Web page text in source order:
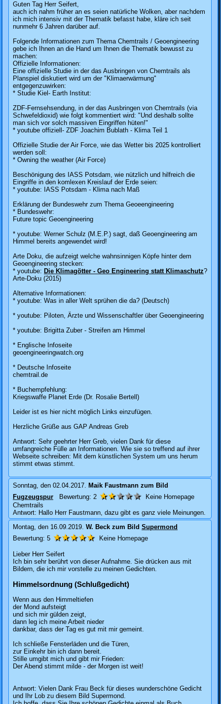
Guten Tag Herr Seifert,
auch ich nahm früher an es seien natürliche Wolken, aber nachdem
ich mich intensiv mit der Thematik befasst habe, kläre ich seit
nunmehr 6 Jahren darüber auf.
Folgende Informationen zum Thema Chemtrails / Geoengineering
gebe ich Ihnen an die Hand um Ihnen die Thematik bewusst zu
machen:
Offizielle Informationen:
Eine offizielle Studie in der das Ausbringen von Chemtrails als
Planspiel diskutiert wird um der "Klimaerwärmung"
entgegenzuwirken:
* Studie Kiel- Earth Institut:
ZDF-Fernsehsendung, in der das Ausbringen von Chemtrails (via
Schwefeldioxid) wie folgt kommentiert wird: "Und deshalb sollte
man sich vor solch massiven Eingriffen hüten!"
* youtube offiziell- ZDF Joachim Bublath - Klima Teil 1
Offizielle Studie der Air Force, wie das Wetter bis 2025 kontrolliert
werden soll:
* Owning the weather (Air Force)
Beschönigung des IASS Potsdam, wie nützlich und hilfreich die
Eingriffe in den komlexen Kreislauf der Erde seien:
* youtube: IASS Potsdam - Klima nach Maß
Erklärung der Bundeswehr zum Thema Geoeengineering
* Bundeswehr:
Future topic Geoengineering
* youtube: Werner Schulz (M.E.P.) sagt, daß Geoengineering am
Himmel bereits angewendet wird!
Arte Doku, die aufzeigt welche wahnsinnigen Köpfe hinter dem
Geoengineering stecken:
* youtube: Die Klimagötter - Geo Engineering statt Klimaschutz?
Arte-Doku (2015)
Alternative Informationen:
* youtube: Was in aller Welt sprühen die da? (Deutsch)
* youtube: Piloten, Ärzte und Wissenschaftler über Geoengineering
* youtube: Brigitta Zuber - Streifen am Himmel
* Englische Infoseite
geoengineeringwatch.org
* Deutsche Infoseite
chemtrail.de
* Buchempfehlung:
Kriegswaffe Planet Erde (Dr. Rosalie Bertell)
Leider ist es hier nicht möglich Links einzufügen.
Herzliche Grüße aus GAP Andreas Greb
Antwort: Sehr geehrter Herr Greb, vielen Dank für diese
umfangreiche Fülle an Informationen. Wie sie so treffend auf ihrer
Webseite schreiben: Mit dem künstlichen System um uns herum
stimmt etwas stimmt.
Sonntag, den 02.04.2017. Maik Faustmann zum Bild
Fugzeugspur Bewertung: 2 ★★★★★
Keine Homepage
Chemtrails
Antwort: Hallo Herr Faustmann, dazu gibt es ganz viele Meinungen.
Montag, den 16.09.2019. W. Beck zum Bild Supermond
Bewertung: 5 ★★★★★ Keine Homepage
Lieber Herr Seifert
Ich bin sehr berührt von dieser Aufnahme. Sie drücken aus mit
Bildern, die ich mir vorstelle zu meinen Gedichten.
Himmelsordnung (Schlußgedicht)
Wenn aus den Himmeltiefen
der Mond aufsteigt
und sich mir gülden zeigt,
dann leg ich meine Arbeit nieder
dankbar, dass der Tag es gut mit mir gemeint.
Ich schließe Fensterläden und die Türen,
zur Einkehr bin ich dann bereit.
Stille umgibt mich und gibt mir Frieden:
Der Abend stimmt milde - der Morgen ist weit!
Antwort: Vielen Dank Frau Beck für dieses wunderschöne Gedicht
und Ihr Lob zu diesem Bild Supermond.